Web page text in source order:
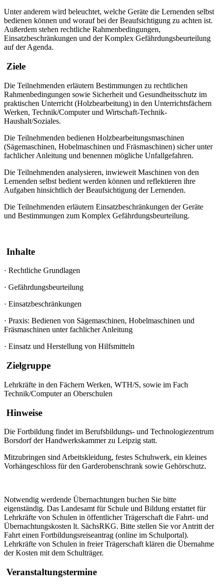
Unter anderem wird beleuchtet, welche Geräte die Lernenden selbst
bedienen können und worauf bei der Beaufsichtigung zu achten ist.
Außerdem stehen rechtliche Rahmenbedingungen,
Einsatzbeschränkungen und der Komplex Gefährdungsbeurteilung
auf der Agenda.
Ziele
Die Teilnehmenden erläutern Bestimmungen zu rechtlichen
Rahmenbedingungen sowie Sicherheit und Gesundheitsschutz im
praktischen Unterricht (Holzbearbeitung) in den Unterrichtsfächern
Werken, Technik/Computer und Wirtschaft-Technik-
Haushalt/Soziales.
Die Teilnehmenden bedienen Holzbearbeitungsmaschinen
(Sägemaschinen, Hobelmaschinen und Fräsmaschinen) sicher unter
fachlicher Anleitung und benennen mögliche Unfallgefahren.
Die Teilnehmenden analysieren, inwieweit Maschinen von den
Lernenden selbst bedient werden können und reflektieren ihre
Aufgaben hinsichtlich der Beaufsichtigung der Lernenden.
Die Teilnehmenden erläutern Einsatzbeschränkungen der Geräte
und Bestimmungen zum Komplex Gefährdungsbeurteilung.
Inhalte
· Rechtliche Grundlagen
· Gefährdungsbeurteilung
· Einsatzbeschränkungen
· Praxis: Bedienen von Sägemaschinen, Hobelmaschinen und
Fräsmaschinen unter fachlicher Anleitung
· Einsatz und Herstellung von Hilfsmitteln
Zielgruppe
Lehrkräfte in den Fächern Werken, WTH/S, sowie im Fach
Technik/Computer an Oberschulen
Hinweise
Die Fortbildung findet im Berufsbildungs- und Technologiezentrum
Borsdorf der Handwerkskammer zu Leipzig statt.
Mitzubringen sind Arbeitskleidung, festes Schuhwerk, ein kleines
Vorhängeschloss für den Garderobenschrank sowie Gehörschutz.
Notwendig werdende Übernachtungen buchen Sie bitte
eigenständig. Das Landesamt für Schule und Bildung erstattet für
Lehrkräfte von Schulen in öffentlicher Trägerschaft die Fahrt- und
Übernachtungskosten lt. SächsRKG. Bitte stellen Sie vor Antritt der
Fahrt einen Fortbildungsreiseantrag (online im Schulportal).
Lehrkräfte von Schulen in freier Trägerschaft klären die Übernahme
der Kosten mit dem Schulträger.
Veranstaltungstermine